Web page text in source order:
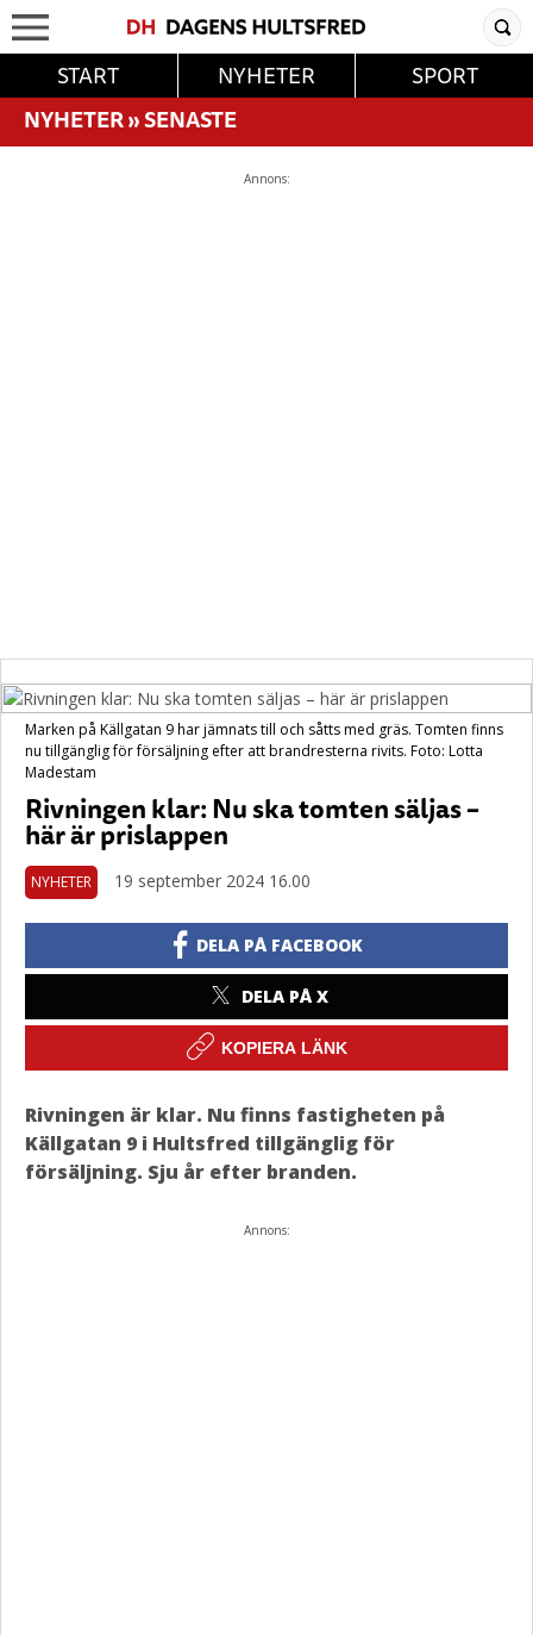
START NYHETER
SPORT
NYHETER»SENASTE
Annons:
Marken på Källgatan 9 har jämnats till och såtts med gräs. Tomten finns
nu tillgänglig för försäljning efter att brandresterna rivits. Foto: Lotta
Madestam
Rivningen klar: Nu ska tomten säljas –
här är prislappen
NYHETER 19 september 2024 16.00
DELA PÅ FACEBOOK
DELA PÅ X
KOPIERA LÄNK
Rivningen är klar. Nu finns fastigheten på
Källgatan 9 i Hultsfred tillgänglig för
försäljning. Sju år efter branden.
Annons: